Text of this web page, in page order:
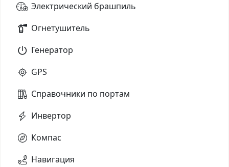
Электрический брашпиль
Огнетушитель
Генератор
GPS
Справочники по портам
Инвертор
Компас
Навигация